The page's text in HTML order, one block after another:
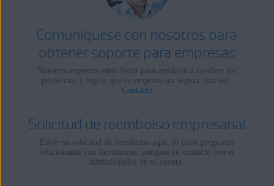
Comuníquese con nosotros para
obtener soporte para empresas
Nuestros expertos están listos para ayudarlo a resolver los
problemas y lograr que su empresa sea segura otra vez.
Contacto
Solicitud de reembolso empresarial
Envíe su solicitud de reembolso aquí. Si tiene preguntas
relacionadas con facturación, póngase en contacto con el
administrador de su cuenta.